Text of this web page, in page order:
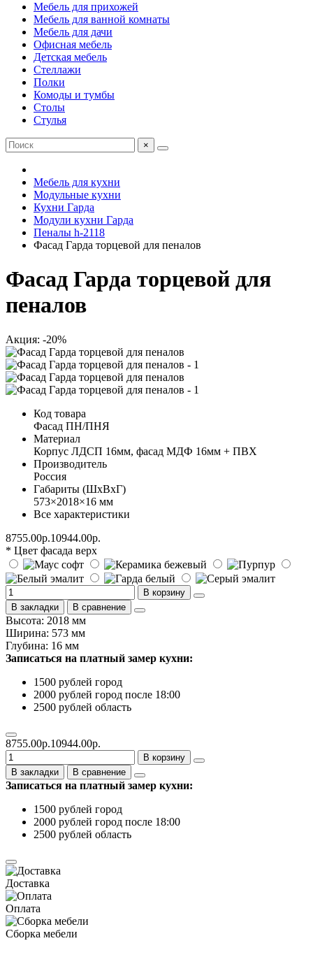
Мебель для прихожей
Мебель для ванной комнаты
Мебель для дачи
Офисная мебель
Детская мебель
Стеллажи
Полки
Комоды и тумбы
Столы
Стулья
×
Мебель для кухни
Модульные кухни
Кухни Гарда
Модули кухни Гарда
Пеналы h-2118
Фасад Гарда торцевой для пеналов
Фасад Гарда торцевой для
пеналов
Акция: -20%
Код товара
Фасад ПН/ПНЯ
Материал
Корпус ЛДСП 16мм, фасад МДФ 16мм + ПВХ
Производитель
Россия
Габариты (ШхВхГ)
573×2018×16 мм
Все характеристики
8755.00р.10944.00р.
* Цвет фасада верх
В корзину
В закладки
В сравнение
Высота: 2018 мм
Ширина: 573 мм
Глубина: 16 мм
Записаться на платный замер кухни:
1500 рублей город
2000 рублей город после 18:00
2500 рублей область
8755.00р.10944.00р.
В корзину
В закладки
В сравнение
Записаться на платный замер кухни:
1500 рублей город
2000 рублей город после 18:00
2500 рублей область
Доставка
Оплата
Сборка мебели